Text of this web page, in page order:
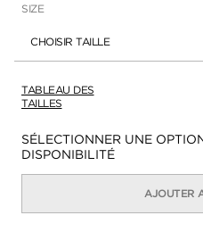
SIZE
CHOISIR TAILLE
TABLEAU DES
TAILLES
Disponibilité:
SÉLECTIONNER UNE
DISPONIBILITÉ
AJOUTER